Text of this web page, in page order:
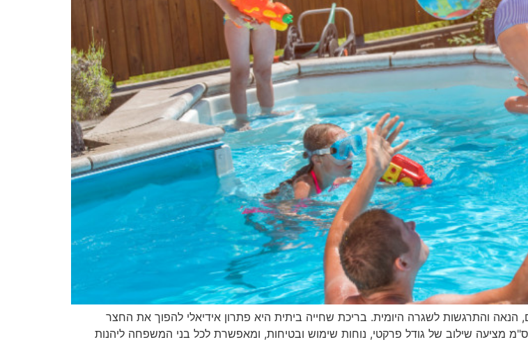
הנאה והתרגשות לשגרה היומית. בריכת שחייה ביתית היא פתרון אידיאלי להפוך את החצר
הביתית למרכז של כיף, משחקים ורגיעה. בריכת אינטקס 594X274X132 ס"מ מציעה שילוב של גודל פרקטי, נוחות שימוש ובטיחות, ומאפשרת לכל בני המשפחה ליהנות